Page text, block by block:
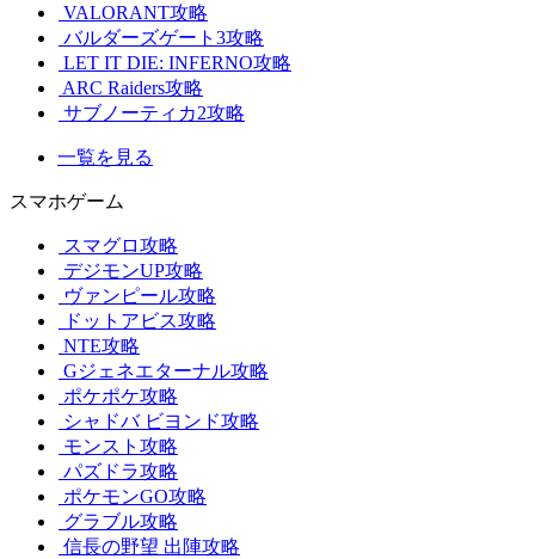
VALORANT攻略
バルダーズゲート3攻略
LET IT DIE: INFERNO攻略
ARC Raiders攻略
サブノーティカ2攻略
一覧を見る
スマホゲーム
スマグロ攻略
デジモンUP攻略
ヴァンピール攻略
ドットアビス攻略
NTE攻略
Gジェネエターナル攻略
ポケポケ攻略
シャドバ ビヨンド攻略
モンスト攻略
パズドラ攻略
ポケモンGO攻略
グラブル攻略
信長の野望 出陣攻略